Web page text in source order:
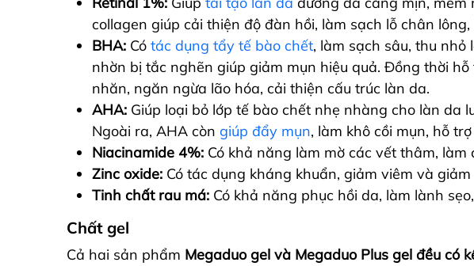
collagen giúp cải thiện độ đàn hồi, làm sạch lỗ chân
BHA: Có tác dụng tẩy tế bào chết, làm sạch sâu, thu nhỏ
nhờn bị tắc nghẽn giúp giảm mụn hiệu quả. Đồng thời
nhăn, ngăn ngừa lão hóa, cải thiện cấu trúc làn da.
AHA: Giúp loại bỏ lớp tế bào chết nhẹ nhàng cho làn da
Ngoài ra, AHA còn giúp đẩy mụn, làm khô cồi mụn, hỗ
Niacinamide 4%: Có khả năng làm mờ các vết thâm,
Zinc oxide: Có tác dụng kháng khuẩn, giảm viêm và giảm
Tinh chất rau má: Có khả năng phục hồi da, làm lành
Chất gel
Cả hai sản phẩm Megaduo gel và Megaduo Plus gel đều có